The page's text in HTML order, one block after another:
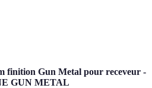
finition Gun Metal pour receveur -
GUN METAL